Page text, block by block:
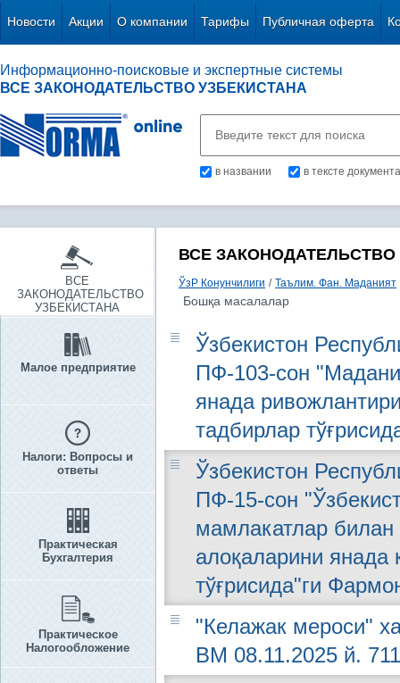
Новости Акции О компании Тарифы Публичная оферта
Информационно-поисковые и экспертные системы
ВСЕ ЗАКОНОДАТЕЛЬСТВО УЗБЕКИСТАНА
в названии в тексте документа
ВСЕ
ЗАКОНОДАТЕЛЬСТВО
УЗБЕКИСТАНА
Малое предприятие
Налоги: Вопросы и
ответы
Практическая
Бухгалтерия
Практическое
Налогообложение
ВСЕ ЗАКОНОДАТЕЛЬСТВО
ЎзР Конунчилиги / Таълим. Фан. Маданият
Бошқа масалалар
Ўзбекистон
ПФ-103-сон
янада
тадбирлар
Ўзбекистон
ПФ-15-сон
мамлакатлар билан
алоқаларини янада
тўғрисида"ги
"Келажак мероси"
ВМ 08.11.2025 й.